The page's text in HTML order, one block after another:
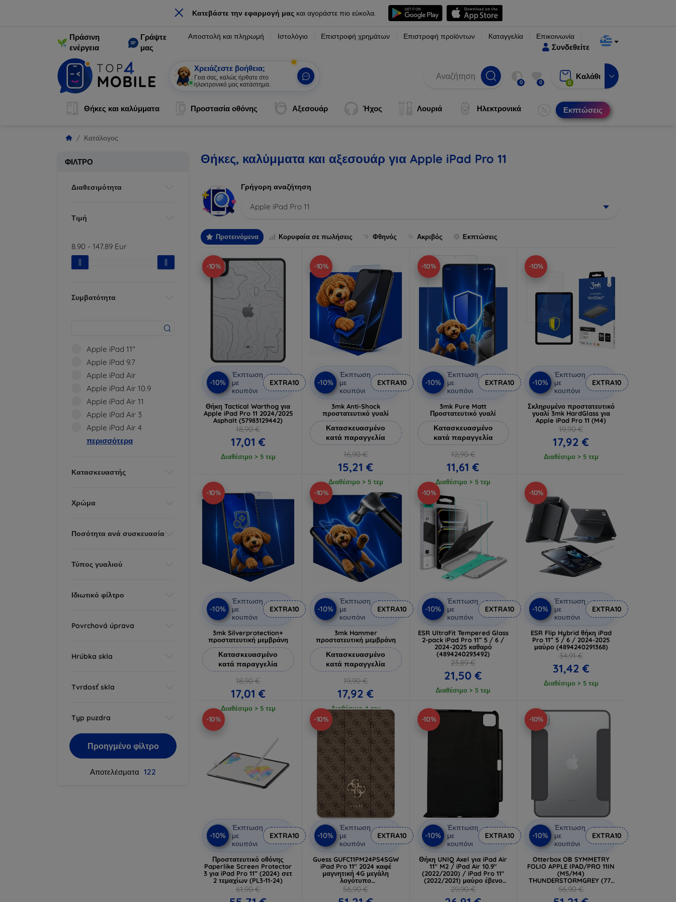
× Κατεβάστε την εφαρμογή μαςκαι αγοράστε πιο εύκολα.
Πράσινη
ενέργεια
Γράψτε
μας
Αποστολή και πληρωμή Ιστολόγιο Επιστροφή χρημάτων Επιστροφή προϊόντων Καταγγελία Επικοινωνία
Συνδεθείτε
Χρειάζεστε βοήθεια;
Γεια σας, καλώς ήρθατε στο
ηλεκτρονικό μας κατάστημα.
0 0 0
Καλάθι
Θήκες και καλύμματα Προστασία οθόνης Αξεσουάρ Ήχος Λουριά Ηλεκτρονικά Εκπτώσεις
Κατάλογος
ΦΊΛΤΡΟ
Διαθεσιμότητα
Τιμή
8.90 - 147.89 Eur
Συμβατότητα
Apple iPad 11"
Apple iPad 9.7
Apple iPad Air
Apple iPad Air 10.9
Apple iPad Air 11
Apple iPad Air 3
Apple iPad Air 4
περισσότερα
Κατασκευαστής
Χρώμα
Ποσότητα ανά συσκευασία
Τύπος γυαλιού
Ιδιωτικό φίλτρο
Povrchová úprava
Hrúbka skla
Tvrdosť skla
Typ puzdra
Προηγμένο φίλτρο
Αποτελέσματα 122
Θήκες, καλύμματα και αξεσουάρ για Apple iPad Pro 11
Γρήγορη αναζήτηση
Apple iPad Pro 11
Προτεινόμενα Κορυφαία σε πωλήσεις Φθηνός Ακριβός Εκπτώσεις
-10%
-10%
Έκπτωση
με
κουπόνι
EXTRA10
Θήκη Tactical Warthog για
Apple iPad Pro 11 2024/2025
Asphalt (57983129442)
18,90 €
17,01 €
Διαθέσιμο > 5 τεμ
-10%
-10%
Έκπτωση
με
κουπόνι
EXTRA10
3mk Anti-Shock
προστατευτικό γυαλί
Κατασκευασμένο
κατά παραγγελία
16,90 €
15,21 €
Διαθέσιμο > 5 τεμ
-10%
-10%
Έκπτωση
με
κουπόνι
EXTRA10
3mk Pure Matt
Προστατευτικό γυαλί
Κατασκευασμένο
κατά παραγγελία
12,90 €
11,61 €
Διαθέσιμο > 5 τεμ
-10%
-10%
Έκπτωση
με
κουπόνι
EXTRA10
Σκληρυμένο προστατευτικό
γυαλί 3mk HardGlass για
Apple iPad Pro 11 (M4)
19,90 €
17,92 €
Διαθέσιμο > 5 τεμ
-10%
-10%
Έκπτωση
με
κουπόνι
EXTRA10
3mk Silverprotection+
προστατευτική μεμβράνη
Κατασκευασμένο
κατά παραγγελία
18,90 €
17,01 €
Διαθέσιμο > 5 τεμ
-10%
-10%
Έκπτωση
με
κουπόνι
EXTRA10
3mk Hammer
προστατευτική μεμβράνη
Κατασκευασμένο
κατά παραγγελία
19,90 €
17,92 €
Διαθέσιμο 4 τεμ
-10%
-10%
Έκπτωση
με
κουπόνι
EXTRA10
ESR UltraFit Tempered Glass
2-pack iPad Pro 11” 5 / 6 /
2024-2025 καθαρό
(4894240293492)
23,89 €
21,50 €
Διαθέσιμο > 5 τεμ
-10%
-10%
Έκπτωση
με
κουπόνι
EXTRA10
ESR Flip Hybrid θήκη iPad
Pro 11” 5 / 6 / 2024-2025
μαύρο (4894240291368)
34,91 €
31,42 €
Διαθέσιμο > 5 τεμ
-10%
-10%
Έκπτωση
με
κουπόνι
EXTRA10
Προστατευτικό οθόνης
Paperlike Screen Protector
3 για iPad Pro 11” (2024) σετ
2 τεμαχίων (PL3-11-24)
61,90 €
-10%
-10%
Έκπτωση
με
κουπόνι
EXTRA10
Guess GUFC11PM24PS4SGW
iPad Pro 11" 2024 καφέ
μαγνητική 4G μεγάλη
λογότυπο
(GUFC11PM24PS4SGW)
56,90 €
-10%
-10%
Έκπτωση
με
κουπόνι
EXTRA10
Θήκη UNIQ Axel για iPad Air
11" M2 / iPad Air 10.9"
(2022/2020) / iPad Pro 11"
(2022/2021) μαύρο έβενο
(UNIQ-PDA11(M2)-AXELBLK)
29,90 €
-10%
-10%
Έκπτωση
με
κουπόνι
EXTRA10
Otterbox OB SYMMETRY
FOLIO APPLE IPAD/PRO 11IN
(M5/M4)
THUNDERSTORMGREY (77-
95257)
56,90 €